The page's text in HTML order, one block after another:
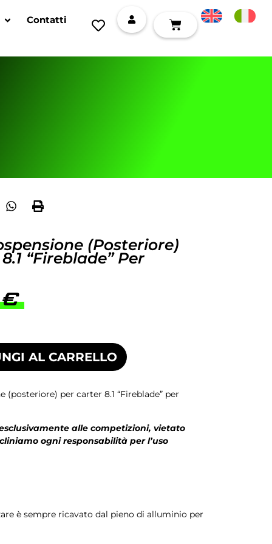
Contatti
(posteriore)
“Fireblade” Per
€
AL CARRELLO
(posteriore) per carter 8.1 “Fireblade” per
alle competizioni, vietato
ogni responsabilità per l’uso
è sempre ricavato dal pieno di alluminio per